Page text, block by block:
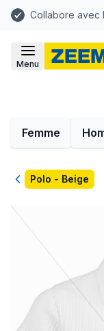
Collabore avec
Menu
Femme
RetourPolo - Beige